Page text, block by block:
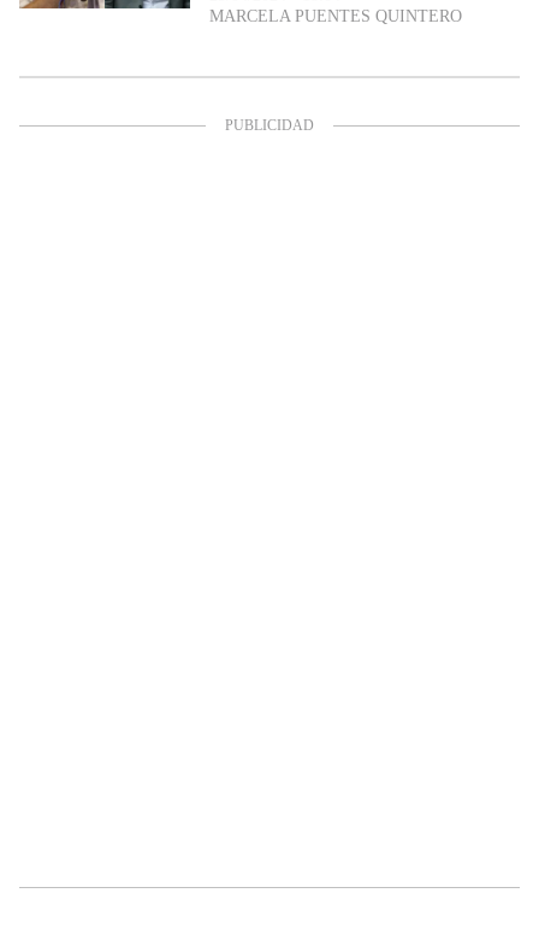
MARCELA PUENTES QUINTERO